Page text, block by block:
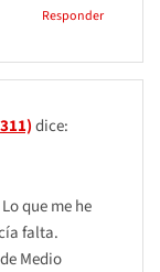
Responder
dice:
que me he
falta.
Medio